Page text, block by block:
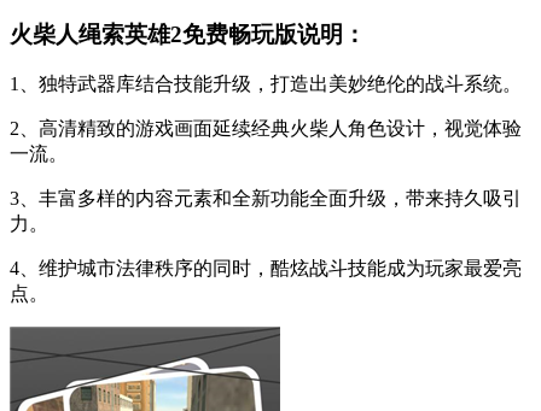
火柴人绳索英雄2免费畅玩版说明：
1、独特武器库结合技能升级，打造出美妙绝伦的战斗系统。
2、高清精致的游戏画面延续经典火柴人角色设计，视觉体验
一流。
3、丰富多样的内容元素和全新功能全面升级，带来持久吸引
力。
4、维护城市法律秩序的同时，酷炫战斗技能成为玩家最爱亮
点。